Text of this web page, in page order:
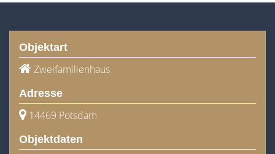
Objektart
Zweifamilienhaus
Adresse
14469 Potsdam
Objektdaten